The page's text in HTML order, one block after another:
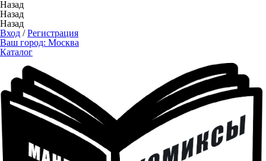
Назад
Назад
Назад
Вход /Регистрация
Ваш город: Москва
Каталог